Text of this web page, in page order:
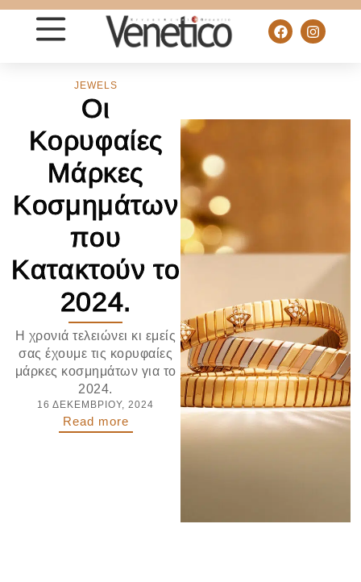
JEWELS
Οι
Κορυφαίες
Μάρκες
Κοσμημάτων
που
Κατακτούν το
2024.
Η χρονιά τελειώνει κι εμείς
σας έχουμε τις κορυφαίες
μάρκες κοσμημάτων για το
2024.
16 ΔΕΚΕΜΒΡΊΟΥ, 2024
Read more